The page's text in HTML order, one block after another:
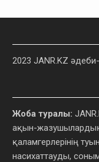
2023 JANR.KZ
Жоба туралы:
ақын-
қаламгерлерінің
насихаттауды,